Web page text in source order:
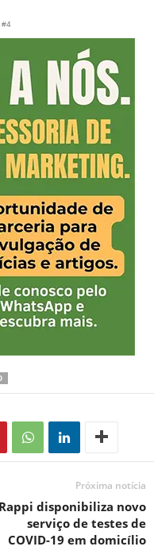
#4
Próxima notícia
Rappi disponibiliza novo
serviço de testes de
COVID-19 em domicílio